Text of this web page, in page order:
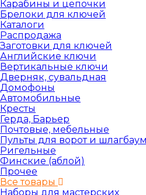
Карабины и цепочки
Брелоки для ключей
Каталоги
Распродажа
Заготовки для ключей
Английские ключи
Вертикальные ключи
Дверняк, сувальдная
Домофоны
Автомобильные
Кресты
Герда, Барьер
Почтовые, мебельные
Пульты для ворот и
Ригельные
Финские (аблой)
Прочее
Все товары
Наборы для мастерских